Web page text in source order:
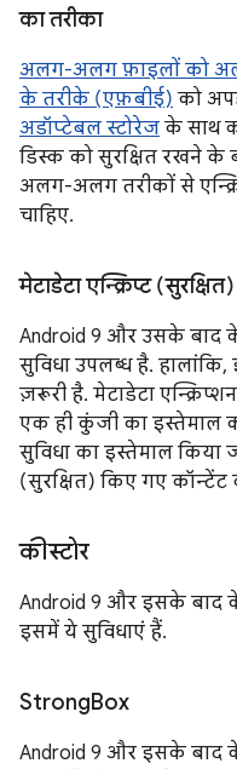
का तरीका
अलग-अलग फ़ाइलों को
के तरीके (एफ़बीई) को
अडॉप्टेबल स्टोरेज के साथ
डिस्क को सुरक्षित रखने
अलग-अलग तरीकों से
चाहिए.
मेटाडेटा एन्क्रिप्ट
Android 9 और उसके बाद
सुविधा उपलब्ध है. हालांकि,
ज़रूरी है. मेटाडेटा
एक ही कुंजी का इस्तेमाल
सुविधा का इस्तेमाल किया
(सुरक्षित) किए गए कॉन्टेंट
कीस्टोर
Android 9 और इसके बाद
इसमें ये सुविधाएं हैं.
StrongBox
Android 9 और इसके बाद